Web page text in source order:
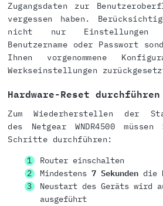
Zugangsdaten zur
vergessen haben.
nicht nur Einstellungen
Benutzername oder Passwort
Ihnen vorgenommene
Werkseinstellungen
Hardware-Reset durchführen
Zum Wiederherstellen der
des Netgear WNDR4500
Schritte durchführen:
Router einschalten
Mindestens 7 Sekundendie
Neustart des Geräts wird
ausgeführt